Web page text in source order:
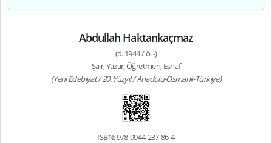
Abdullah Haktankaçmaz
(d. 1944 / ö. -)
Şair, Yazar, Öğretmen, Esnaf
(Yeni Edebiyat / 20. Yüzyıl / Anadolu-Osmanlı-Türkiye)
ISBN: 978-9944-237-86-4